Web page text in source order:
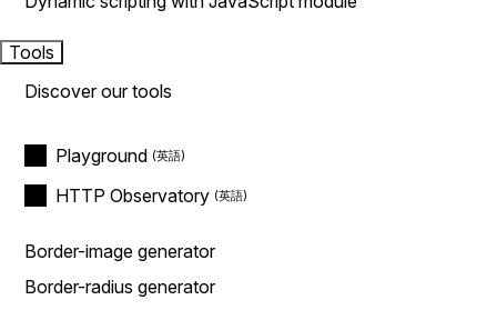
Tools
Discover our tools
Playground
HTTP Observatory
Border-image generator
Border-radius generator